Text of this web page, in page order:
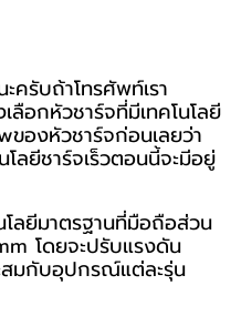
ครับถ้าโทรศัพท์เรา
ลือกหัวชาร์จที่มีเทคโนโลยี
ของหัวชาร์จก่อนเลยว่า
ลยีชาร์จเร็วตอนนี้จะมีอยู่
ลยีมาตรฐานที่มือถือส่วน
โดยจะปรับแรงดัน
สมกับอุปกรณ์แต่ละรุ่น